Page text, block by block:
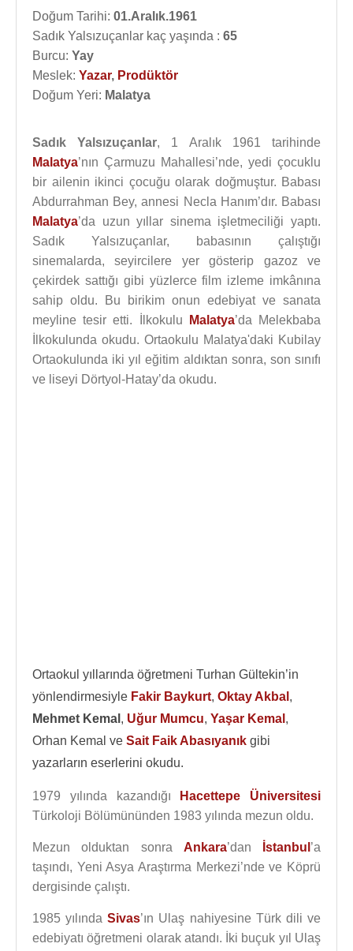
Doğum Tarihi: 01.Aralık.1961
Sadık Yalsızuçanlar kaç yaşında : 65
Burcu: Yay
Meslek: Yazar, Prodüktör
Doğum Yeri: Malatya
Sadık Yalsızuçanlar, 1 Aralık 1961 tarihinde
Malatya’nın Çarmuzu Mahallesi’nde, yedi çocuklu
bir ailenin ikinci çocuğu olarak doğmuştur. Babası
Abdurrahman Bey, annesi Necla Hanım’dır. Babası
Malatya’da uzun yıllar sinema işletmeciliği yaptı.
Sadık Yalsızuçanlar, babasının çalıştığı
sinemalarda, seyircilere yer gösterip gazoz ve
çekirdek sattığı gibi yüzlerce film izleme imkânına
sahip oldu. Bu birikim onun edebiyat ve sanata
meyline tesir etti. İlkokulu
Malatya’da Melekbaba
İlkokulunda okudu. Ortaokulu Malatya'daki Kubilay
Ortaokulunda iki yıl eğitim aldıktan sonra, son sınıfı
ve liseyi Dörtyol-Hatay’da okudu.
Ortaokul yıllarında öğretmeni Turhan Gültekin’in
yönlendirmesiyle Fakir Baykurt, Oktay Akbal ,
Mehmet Kemal , Uğur Mumcu, Yaşar Kemal ,
Orhan Kemal ve Sait Faik Abasıyanık gibi
yazarların eserlerini okudu.
1979 yılında kazandığı
Hacettepe Üniversitesi
Türkoloji Bölümününden 1983 yılında mezun oldu.
Mezun olduktan sonra Ankara’dan İstanbul ’a
taşındı, Yeni Asya Araştırma Merkezi’nde ve Köprü
dergisinde çalıştı.
1985 yılındaSivas’ın Ulaş nahiyesine Türk dili ve
edebiyatı öğretmeni olarak atandı. İki buçuk yıl Ulaş